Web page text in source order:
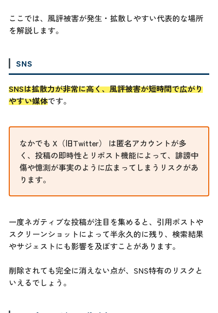
ここでは、風評被害が発生・拡散しやすい代表的な場所
を解説します。
SNS
SNSは拡散力が非常に高く、風評被害が短時間で広がり
やすい媒体です。
なかでも X（旧Twitter） は匿名アカウントが多
く、投稿の即時性とリポスト機能によって、誹謗中
傷や憶測が事実のように広まってしまうリスクがあ
ります。
一度ネガティブな投稿が注目を集めると、引用ポストや
スクリーンショットによって半永久的に残り、検索結果
やサジェストにも影響を及ぼすことがあります。
削除されても完全に消えない点が、SNS特有のリスクと
いえるでしょう。